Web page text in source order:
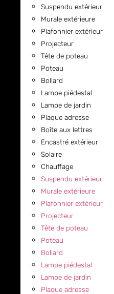
Suspendu extérieur
Murale extérieure
Plafonnier extérieur
Projecteur
Tête de poteau
Poteau
Bollard
Lampe piédestal
Lampe de jardin
Plaque adresse
Boîte aux lettres
Encastré extérieur
Solaire
Chauffage
Suspendu extérieur
Murale extérieure
Plafonnier extérieur
Projecteur
Tête de poteau
Poteau
Bollard
Lampe piédestal
Lampe de jardin
Plaque adresse